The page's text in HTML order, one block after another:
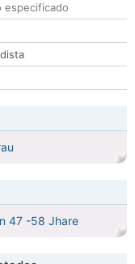
especificado
47 -58 Jhare